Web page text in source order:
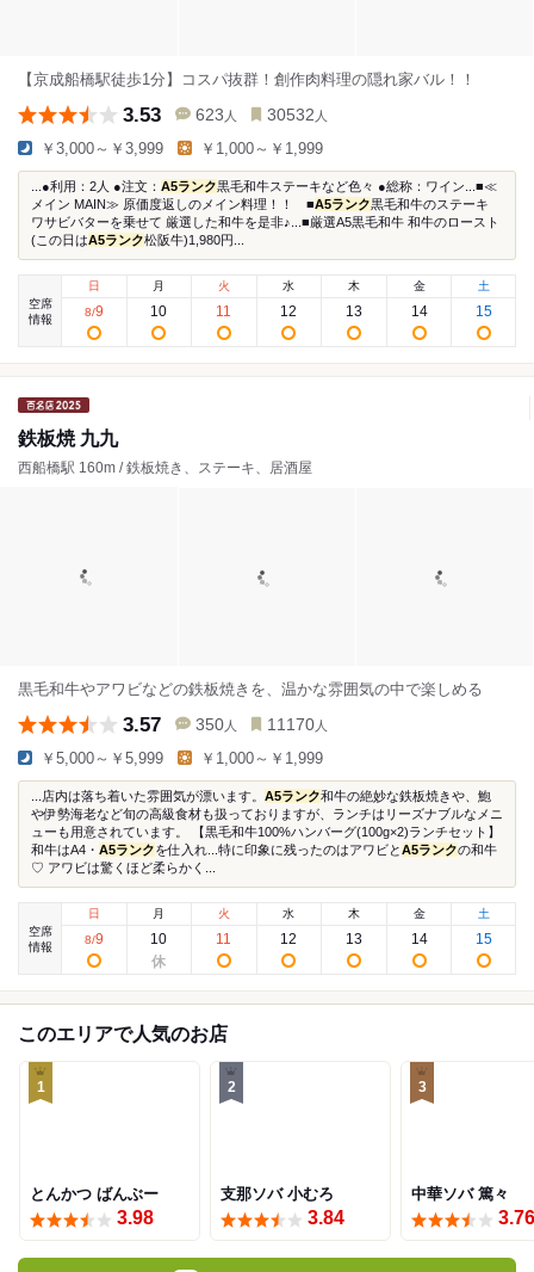
【京成船橋駅徒歩1分】コスパ抜群！創作肉料理の隠れ家バル！！
3.53 623 人 30532 人
￥3,000～￥3,999 ￥1,000～￥1,999
...●利用：2人 ●注文： A5ランク黒毛和牛ステーキなど色々 ●総称：ワイン...■≪
メイン MAIN≫ 原価度返しのメイン料理！！ ■A5ランク黒毛和牛のステーキ
ワサビバターを乗せて 厳選した和牛を是非♪...■厳選A5黒毛和牛 和牛のロースト
(この日はA5ランク松阪牛)1,980円...
空席
情報
日
8/9
月
10
火
11
水
12
木
13
金
14
土
15
鉄板焼 九九
西船橋駅 160m / 鉄板焼き、ステーキ、居酒屋
黒毛和牛やアワビなどの鉄板焼きを、温かな雰囲気の中で楽しめる
3.57 350 人 11170 人
￥5,000～￥5,999 ￥1,000～￥1,999
...店内は落ち着いた雰囲気が漂います。 A5ランク和牛の絶妙な鉄板焼きや、鮑
や伊勢海老など旬の高級食材も扱っておりますが、ランチはリーズナブルなメニ
ューも用意されています。 【黒毛和牛100%ハンバーグ(100g×2)ランチセット】
和牛はA4・ A5ランクを仕入れ...特に印象に残ったのはアワビとA5ランクの和牛
♡ アワビは驚くほど柔らかく...
空席
情報
日
8/9
月
10
火
11
水
12
木
13
金
14
土
15
このエリアで人気のお店
1
とんかつ ばんぶー
3.98
2
支那ソバ 小むろ
3.84
3
中華ソバ 篤々
3.76